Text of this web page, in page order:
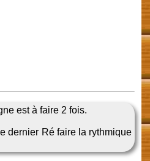
est à faire 2 fois.
dernier Ré faire la rythmique